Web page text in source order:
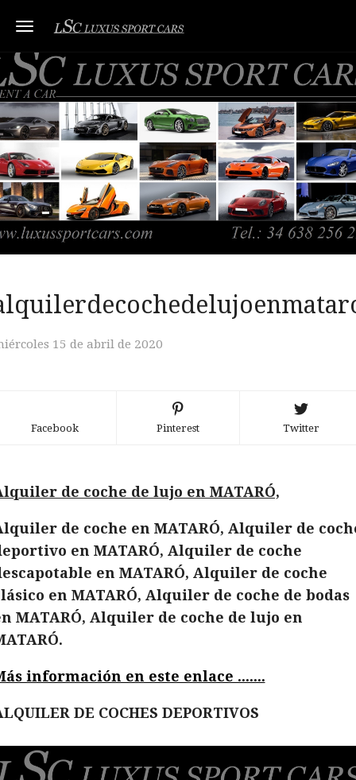
Toggle navigation
15 de abril de 2020
Facebook Pinterest Twitter
de coche de lujo en MATARÓ,
de coche en MATARÓ, Alquiler de
en MATARÓ, Alquiler de coche
en MATARÓ, Alquiler de coche
en MATARÓ, Alquiler de coche de bodas
MATARÓ, Alquiler de coche de lujo en
información en este enlace .......
DE COCHES DEPORTIVOS